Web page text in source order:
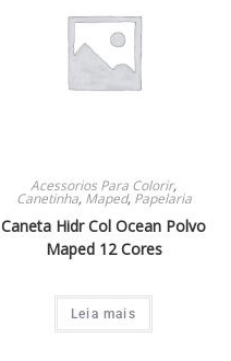
Acessorios Para Colorir,
Canetinha, Maped, Papelaria
Caneta Hidr Col Ocean Polvo
Maped 12 Cores
Leia mais